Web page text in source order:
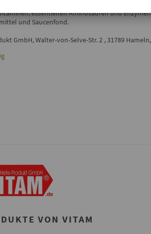
essentiellen Aminosäuren und
und Saucenfond.
GmbH, Walter-von-Selve-Str. 2 , 31789
VON VITAM